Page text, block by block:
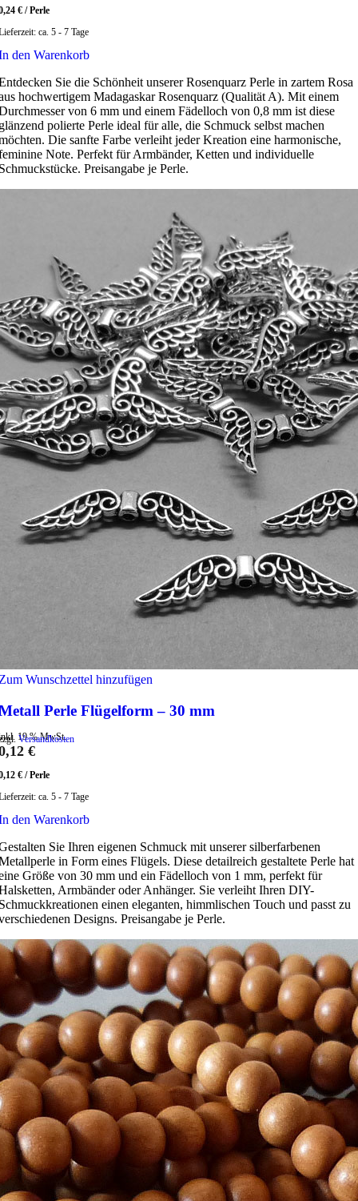
€ /Perle
ca. 5 - 7 Tage
den Warenkorb
Sie die Schönheit unserer Rosenquarz Perle in zartem Rosa
hochwertigem Madagaskar Rosenquarz (Qualität A). Mit einem
von 6 mm und einem Fädelloch von 0,8 mm ist diese
polierte Perle ideal für alle, die Schmuck selbst machen
Die sanfte Farbe verleiht jeder Kreation eine harmonische,
Note. Perfekt für Armbänder, Ketten und individuelle
Preisangabe je Perle.
Wunschzettel hinzufügen
Perle Flügelform – 30 mm
19 % MwSt.
Versandkosten
€
€ /Perle
ca. 5 - 7 Tage
den Warenkorb
Sie Ihren eigenen Schmuck mit unserer silberfarbenen
in Form eines Flügels. Diese detailreich gestaltete Perle hat
Größe von 30 mm und ein Fädelloch von 1 mm, perfekt für
Armbänder oder Anhänger. Sie verleiht Ihren DIY-
einen eleganten, himmlischen Touch und passt zu
Designs. Preisangabe je Perle.